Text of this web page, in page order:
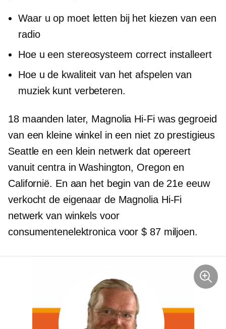
Waar u op moet letten bij het kiezen van een
radio
Hoe u een stereosysteem correct installeert
Hoe u de kwaliteit van het afspelen van
muziek kunt verbeteren.
18 maanden later, Magnolia Hi-Fiwas gegroeid
van een kleine winkel in een niet zo prestigieus
Seattle en een klein netwerk dat opereert
vanuit centra in Washington, Oregon en
Californië. En aan het begin van de 21e eeuw
verkocht de eigenaar de Magnolia Hi-Fi
netwerk van winkels voor
consumentenelektronica voor $ 87 miljoen.